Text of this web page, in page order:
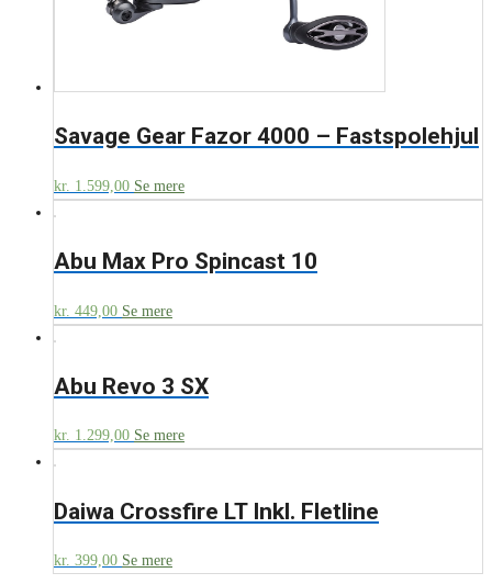
Savage Gear Fazor 4000 – Fastspolehjul
kr. 1.599,00 Se mere
Abu Max Pro Spincast 10
kr. 449,00 Se mere
Abu Revo 3 SX
kr. 1.299,00 Se mere
Daiwa Crossfire LT Inkl. Fletline
kr. 399,00 Se mere